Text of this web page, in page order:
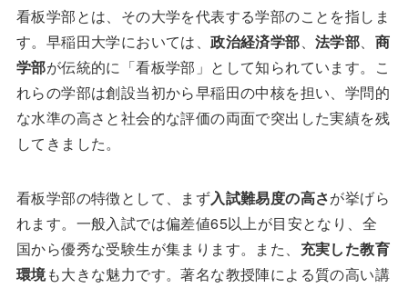
看板学部とは、その大学を代表する学部のことを指しま
す。早稲田大学においては、政治経済学部、 法学部、 商
学部が伝統的に「看板学部」として知られています。こ
れらの学部は創設当初から早稲田の中核を担い、学問的
な水準の高さと社会的な評価の両面で突出した実績を残
してきました。
看板学部の特徴として、まず入試難易度の高さが挙げら
れます。一般入試では偏差値65以上が目安となり、全
国から優秀な受験生が集まります。また、 充実した教育
環境も大きな魅力です。著名な教授陣による質の高い講